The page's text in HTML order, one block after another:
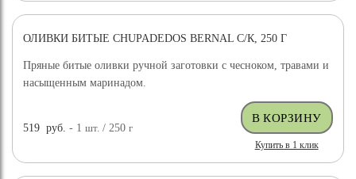
ОЛИВКИ БИТЫЕ CHUPADEDOS BERNAL С/К, 250 Г
Пряные битые оливки ручной заготовки с чесноком, травами и
насыщенным маринадом.
519 руб. - 1шт. / 250г
Купить в 1 клик